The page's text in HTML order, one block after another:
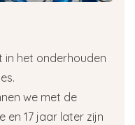
in het onderhouden
we met de
en 17 jaar later zijn